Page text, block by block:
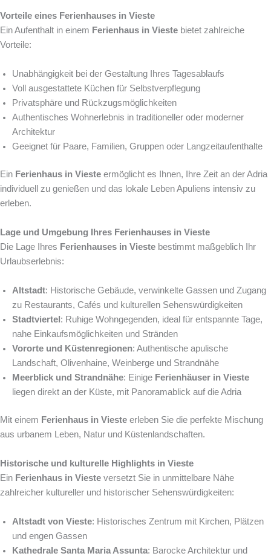
Vorteile eines Ferienhauses in Vieste
Ein Aufenthalt in einem Ferienhaus in Vieste bietet zahlreiche
Vorteile:
Unabhängigkeit bei der Gestaltung Ihres Tagesablaufs
Voll ausgestattete Küchen für Selbstverpflegung
Privatsphäre und Rückzugsmöglichkeiten
Authentisches Wohnerlebnis in traditioneller oder moderner
Architektur
Geeignet für Paare, Familien, Gruppen oder Langzeitaufenthalte
Ein Ferienhaus in Vieste ermöglicht es Ihnen, Ihre Zeit an der Adria
individuell zu genießen und das lokale Leben Apuliens intensiv zu
erleben.
Lage und Umgebung Ihres Ferienhauses in Vieste
Die Lage Ihres Ferienhauses in Vieste bestimmt maßgeblich Ihr
Urlaubserlebnis:
Altstadt: Historische Gebäude, verwinkelte Gassen und Zugang
zu Restaurants, Cafés und kulturellen Sehenswürdigkeiten
Stadtviertel : Ruhige Wohngegenden, ideal für entspannte Tage,
nahe Einkaufsmöglichkeiten und Stränden
Vororte und Küstenregionen: Authentische apulische
Landschaft, Olivenhaine, Weinberge und Strandnähe
Meerblick und Strandnähe: Einige Ferienhäuser in Vieste
liegen direkt an der Küste, mit Panoramablick auf die Adria
Mit einem Ferienhaus in Vieste erleben Sie die perfekte Mischung
aus urbanem Leben, Natur und Küstenlandschaften.
Historische und kulturelle Highlights in Vieste
Ein Ferienhaus in Vieste versetzt Sie in unmittelbare Nähe
zahlreicher kultureller und historischer Sehenswürdigkeiten:
Altstadt von Vieste: Historisches Zentrum mit Kirchen, Plätzen
und engen Gassen
Kathedrale Santa Maria Assunta: Barocke Architektur und